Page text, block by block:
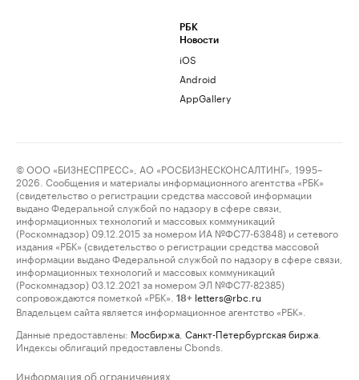
РБК
Новости
iOS
Android
AppGallery
© ООО «БИЗНЕСПРЕСС», АО «РОСБИЗНЕСКОНСАЛТИНГ», 1995–
2026. Сообщения и материалы информационного агентства «РБК»
(свидетельство о регистрации средства массовой информации
выдано Федеральной службой по надзору в сфере связи,
информационных технологий и массовых коммуникаций
(Роскомнадзор) 09.12.2015 за номером ИА №ФС77-63848) и сетевого
издания «РБК» (свидетельство о регистрации средства массовой
информации выдано Федеральной службой по надзору в сфере связи,
информационных технологий и массовых коммуникаций
(Роскомнадзор) 03.12.2021 за номером ЭЛ №ФС77-82385)
сопровождаются пометкой «РБК».
18+ letters@rbc.ru
Владельцем сайта является информационное агентство «РБК».
Данные предоставлены: Мосбиржа Санкт-Петербургская биржа
Индексы облигаций предоставлены Cbonds.
Информация об ограничениях